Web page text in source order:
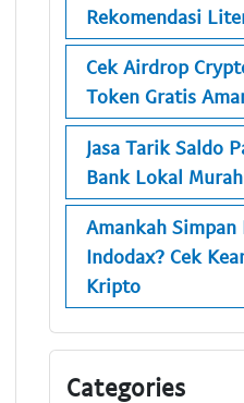
Rekomendasi
Cek Airdrop
Token Gratis
Jasa Tarik Saldo
Bank Lokal
Amankah
Indodax? Cek
Kripto
Categories